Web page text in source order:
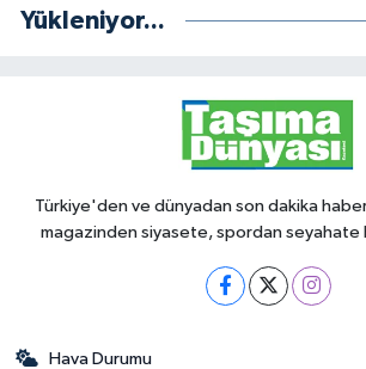
Yükleniyor...
Türkiye'den ve dünyadan son dakika
magazinden siyasete, spordan seyahate
Hava Durumu